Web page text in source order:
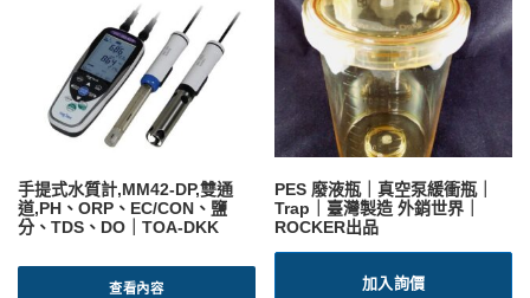
手提式水質計,MM42-DP,雙通
道,PH、ORP、EC/CON、鹽
分、TDS、DO｜TOA-DKK
查看內容
PES 廢液瓶｜真空泵緩衝瓶｜
Trap｜臺灣製造 外銷世界｜
ROCKER出品
加入詢價